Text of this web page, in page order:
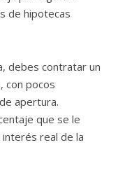
de hipotecas
debes contratar un
con pocos
apertura.
que se le
interés real de la